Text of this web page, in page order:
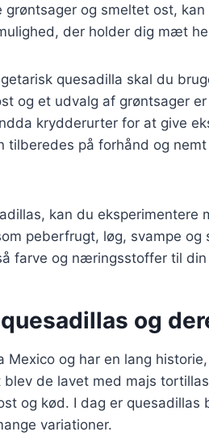
grøntsager og smeltet ost,
der holder dig mæt
quesadilla skal du
og et udvalg af grøntsager
krydderurter for at give
tilberedes på forhånd og
kan du
peberfrugt, løg, svampe
farve og næringsstoffer til
og
Mexico og har en lang
blev de lavet med majs
og kød. I dag er
variationer.